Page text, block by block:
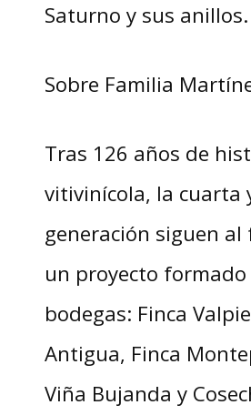
Saturno y sus anillos.
Sobre Familia
Tras 126 años de
vitivinícola, la cuarta
generación siguen al
un proyecto formado
bodegas: Finca
Antigua, Finca
Viña Bujanda y